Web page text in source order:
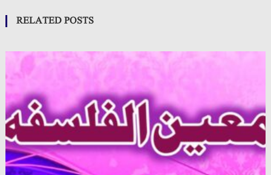
RELATED POSTS